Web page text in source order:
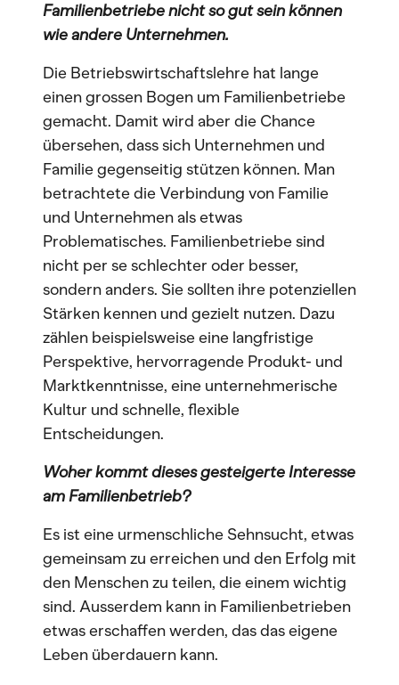
Familienbetriebe nicht so gut sein können
wie andere Unternehmen.
Die Betriebswirtschaftslehre hat lange
einen grossen Bogen um Familienbetriebe
gemacht. Damit wird aber die Chance
übersehen, dass sich Unternehmen und
Familie gegenseitig stützen können. Man
betrachtete die Verbindung von Familie
und Unternehmen als etwas
Problematisches. Familienbetriebe sind
nicht per se schlechter oder besser,
sondern anders. Sie sollten ihre potenziellen
Stärken kennen und gezielt nutzen. Dazu
zählen beispielsweise eine langfristige
Perspektive, hervorragende Produkt- und
Marktkenntnisse, eine unternehmerische
Kultur und schnelle, flexible
Entscheidungen.
Woher kommt dieses gesteigerte Interesse
am Familienbetrieb?
Es ist eine urmenschliche Sehnsucht, etwas
gemeinsam zu erreichen und den Erfolg mit
den Menschen zu teilen, die einem wichtig
sind. Ausserdem kann in Familienbetrieben
etwas erschaffen werden, das das eigene
Leben überdauern kann.